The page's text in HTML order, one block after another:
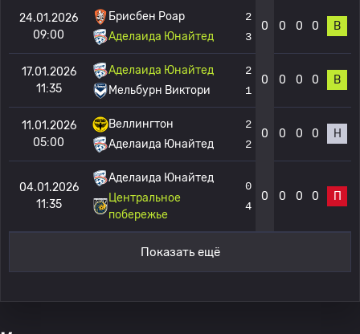
24.01.2026
09:00
Брисбен Роар
Аделаида Юнайтед
2
3
0 0 0 0 В
17.01.2026
11:35
Аделаида Юнайтед
Мельбурн Виктори
2
1
0 0 0 0 В
11.01.2026
05:00
Веллингтон
Аделаида Юнайтед
2
2
0 0 0 0 Н
04.01.2026
11:35
Аделаида Юнайтед
Центральное
побережье
0
4
0 0 0 0 П
Показать ещё